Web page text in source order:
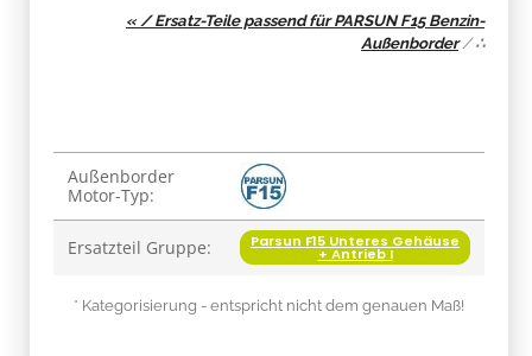
« / Ersatz-Teile passend für PARSUN F15 Benzin-
Außenborder/∴
Produkteigenschaft
Wert
Außenborder
Motor-Typ:
Ersatzteil Gruppe: Parsun F15 Unteres Gehäuse
+ Antrieb I
* Kategorisierung - entspricht nicht dem genauen Maß!